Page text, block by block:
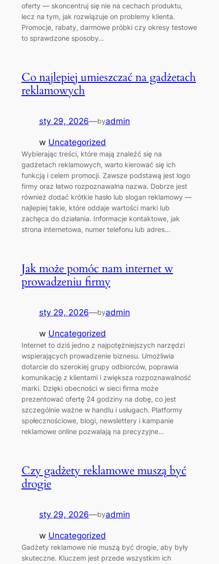
oferty — skoncentruj się nie na cechach produktu,
lecz na tym, jak rozwiązuje on problemy klienta.
Promocje, rabaty, darmowe próbki czy okresy testowe
to sprawdzone sposoby…
Co najlepiej umieszczać na gadżetach
reklamowych
sty 29, 2026—byadmin
w Uncategorized
Wybierając treści, które mają znaleźć się na
gadżetach reklamowych, warto kierować się ich
funkcją i celem promocji. Zawsze podstawą jest logo
firmy oraz łatwo rozpoznawalna nazwa. Dobrze jest
również dodać krótkie hasło lub slogan reklamowy —
najlepiej takie, które oddaje wartości marki lub
zachęca do działania. Informacje kontaktowe, jak
strona internetowa, numer telefonu lub adres…
Jak może pomóc nam internet w
prowadzeniu firmy
sty 29, 2026—byadmin
w Uncategorized
Internet to dziś jedno z najpotężniejszych narzędzi
wspierających prowadzenie biznesu. Umożliwia
dotarcie do szerokiej grupy odbiorców, poprawia
komunikację z klientami i zwiększa rozpoznawalność
marki. Dzięki obecności w sieci firma może
prezentować ofertę 24 godziny na dobę, co jest
szczególnie ważne w handlu i usługach. Platformy
społecznościowe, blogi, newslettery i kampanie
reklamowe online pozwalają na precyzyjne…
Czy gadżety reklamowe muszą być
drogie
sty 29, 2026—byadmin
w Uncategorized
Gadżety reklamowe nie muszą być drogie, aby były
skuteczne. Kluczem jest przede wszystkim ich